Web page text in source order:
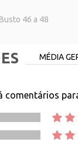
46 a 48
MÉDIA
comentários